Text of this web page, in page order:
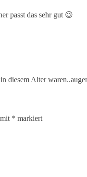
passt das sehr gut 😉
diesem Alter
* markiert